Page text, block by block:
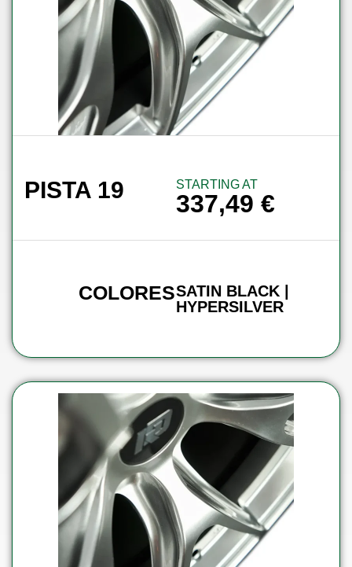
PISTA 19 STARTING AT
337,49€
COLORESSATIN BLACK |
HYPERSILVER